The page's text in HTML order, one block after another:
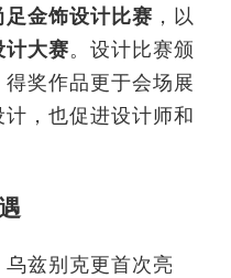
金饰设计比赛 ，以
计大赛。设计比赛颁
奖作品更于会场展
，也促进设计师和
兹别克更首次亮